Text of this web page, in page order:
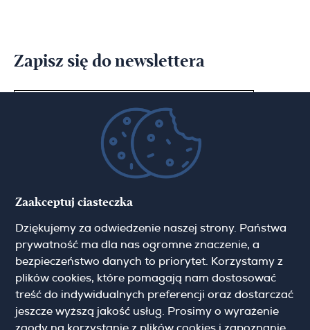
Zapisz się do newslettera
Pokaż więcej
Zaakceptuj ciasteczka
Dziękujemy za odwiedzenie naszej strony. Państwa
prywatność ma dla nas ogromne znaczenie, a
bezpieczeństwo danych to priorytet. Korzystamy z
plików cookies, które pomagają nam dostosować
treść do indywidualnych preferencji oraz dostarczać
jeszcze wyższą jakość usług. Prosimy o wyrażenie